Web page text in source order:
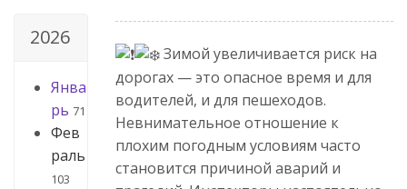
2026
Янва
рь 71
Фев
раль
103
Зимой увеличивается риск на
дорогах — это опасное время и для
водителей, и для пешеходов.
Невнимательное отношение к
плохим погодным условиям часто
становится причиной аварий и